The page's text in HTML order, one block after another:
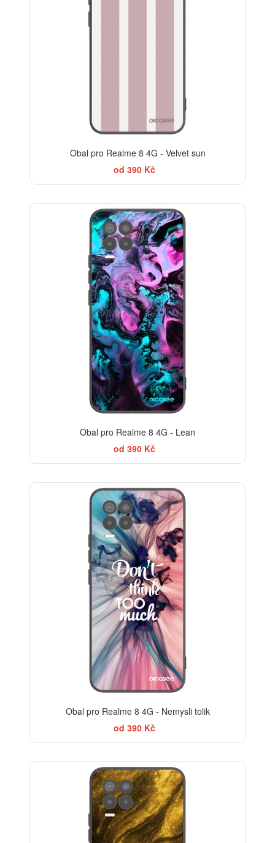
Obal pro Realme 8 4G - Velvet sun
od 390 Kč
Obal pro Realme 8 4G - Lean
od 390 Kč
Obal pro Realme 8 4G - Nemysli tolik
od 390 Kč